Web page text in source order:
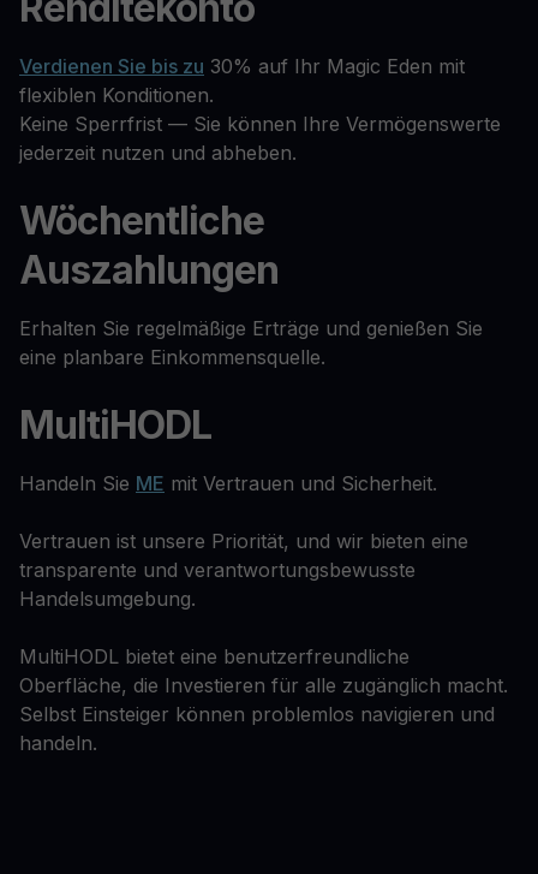
Verdienen Sie bis zu 30% auf Ihr Magic Eden mit
flexiblen Konditionen.
Keine Sperrfrist — Sie können Ihre Vermögenswerte
jederzeit nutzen und abheben.
Wöchentliche
Auszahlungen
Erhalten Sie regelmäßige Erträge und genießen Sie
eine planbare Einkommensquelle.
MultiHODL
Handeln Sie ME mit Vertrauen und Sicherheit.
Vertrauen ist unsere Priorität, und wir bieten eine
transparente und verantwortungsbewusste
Handelsumgebung.
MultiHODL bietet eine benutzerfreundliche
Oberfläche, die Investieren für alle zugänglich macht.
Selbst Einsteiger können problemlos navigieren und
handeln.